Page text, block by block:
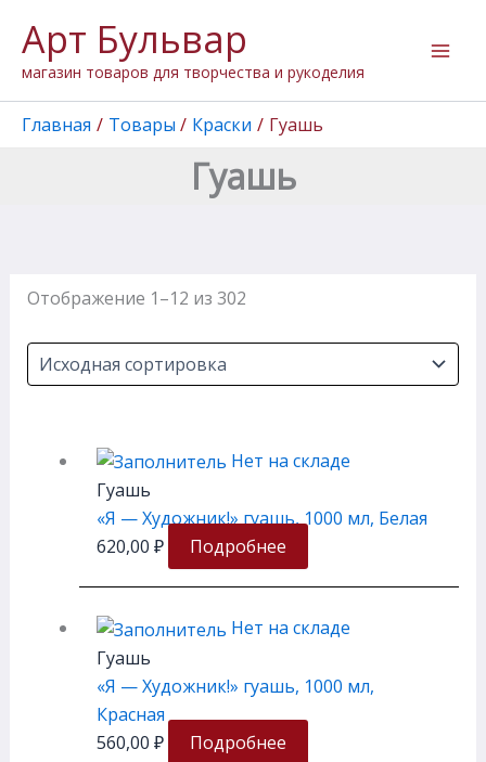
содержимому
Арт Бульвар
магазин товаров для творчества и рукоделия
Главная Товары Краски Гуашь
Гуашь
Отображение 1–12 из 302
Нет на складе
Гуашь
«Я — Художник!» гуашь, 1000 мл, Белая
620,00 ₽ Подробнее
Нет на складе
Гуашь
«Я — Художник!» гуашь, 1000 мл,
Красная
560,00 ₽ Подробнее